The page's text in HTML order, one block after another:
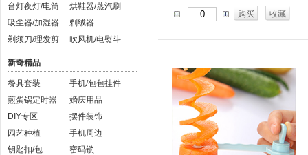
台灯夜灯/电筒
烘鞋器/蒸汽刷
吸尘器/加湿器
剃绒器
剃须刀/理发剪
吹风机/电熨斗
新奇精品
餐具套装
手机/包包挂件
煎蛋锅定时器
婚庆用品
DIY专区
摆件装饰
园艺种植
手机周边
钥匙扣/包
密码锁
购买
收藏